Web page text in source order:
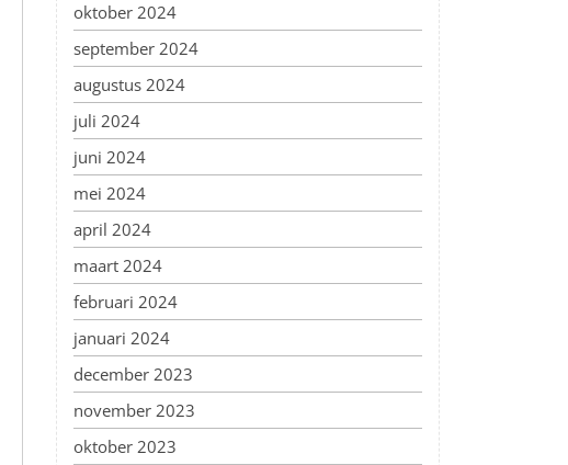
oktober 2024
september 2024
augustus 2024
juli 2024
juni 2024
mei 2024
april 2024
maart 2024
februari 2024
januari 2024
december 2023
november 2023
oktober 2023